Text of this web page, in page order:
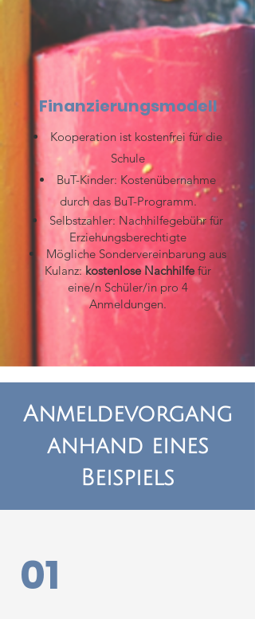
Finanzierungsmodell
Kooperation ist kostenfrei für die
Schule
BuT-Kinder: Kostenübernahme
durch das BuT-Programm.
Selbstzahler: Nachhilfegebühr für
Erziehungsberechtigte
​Mögliche Sondervereinbarung aus
Kulanz:kostenlose Nachhilfe für
eine/n Schüler/in pro 4
Anmeldungen.
Anmeldevorgang
anhand eines
Beispiels
01